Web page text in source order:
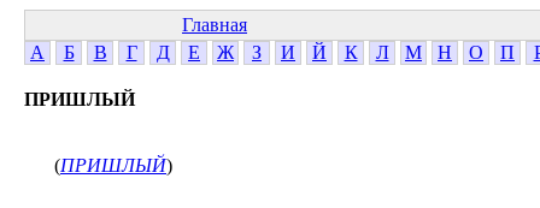
Главная
А
Б В Г Д Е Ж З И Й К Л М Н О П
ПРИШЛЫЙ
(ПРИШЛЫЙ)